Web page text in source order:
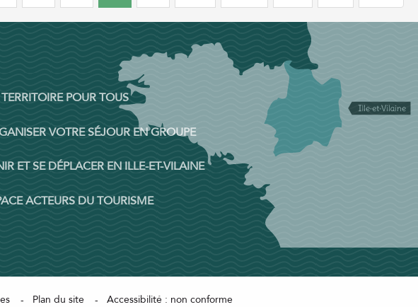
TERRITOIRE POUR TOUS
VOTRE SÉJOUR EN GROUPE
ET SE DÉPLACER EN ILLE-ET-VILAINE
ACTEURS DU TOURISME
Plan du site Accessibilité : non conforme